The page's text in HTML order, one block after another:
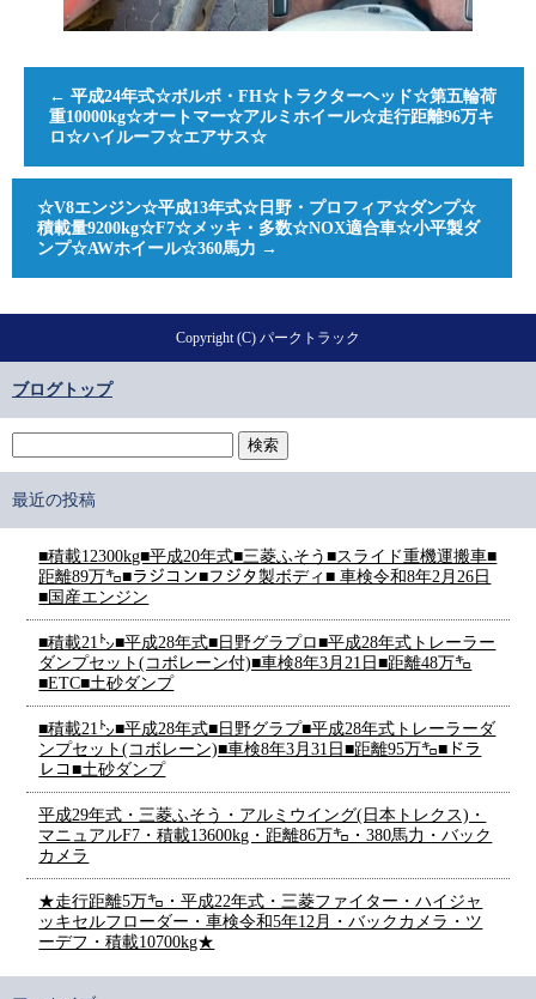
← 平成24年式☆ボルボ・FH☆トラクターヘッド☆第五輪荷
重10000kg☆オートマー☆アルミホイール☆走行距離96万キ
ロ☆ハイルーフ☆エアサス☆
☆V8エンジン☆平成13年式☆日野・プロフィア☆ダンプ☆
積載量9200kg☆F7☆メッキ・多数☆NOX適合車☆小平製ダ
ンプ☆AWホイール☆360馬力 →
Copyright (C) パークトラック
ブログトップ
最近の投稿
■積載12300kg■平成20年式■三菱ふそう■スライド重機運搬車■
距離89万㌔■ラジコン■フジタ製ボディ■ 車検令和8年2月26日
■国産エンジン
■積載21㌧■平成28年式■日野グラプロ■平成28年式トレーラー
ダンプセット(コボレーン付)■車検8年3月21日■距離48万㌔
■ETC■土砂ダンプ
■積載21㌧■平成28年式■日野グラプ■平成28年式トレーラーダ
ンプセット(コボレーン)■車検8年3月31日■距離95万㌔■ドラ
レコ■土砂ダンプ
平成29年式・三菱ふそう・アルミウイング(日本トレクス)・
マニュアルF7・積載13600kg・距離86万㌔・380馬力・バック
カメラ
★走行距離5万㌔・平成22年式・三菱ファイター・ハイジャ
ッキセルフローダー・車検令和5年12月・バックカメラ・ツ
ーデフ・積載10700kg★